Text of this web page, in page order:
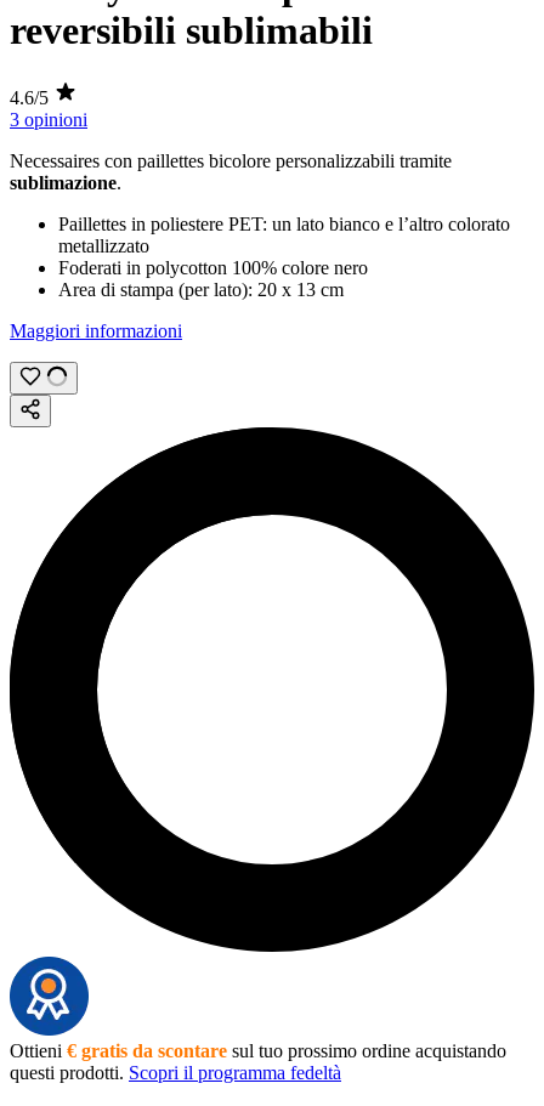
reversibili sublimabili
4.6/5
3 opinioni
Necessaires con paillettes bicolore personalizzabili tramite
sublimazione.
Paillettes in poliestere PET: un lato bianco e l’altro colorato
metallizzato
Foderati in polycotton 100% colore nero
Area di stampa (per lato): 20 x 13 cm
Maggiori informazioni
Ottieni € gratis da scontare sul tuo prossimo ordine acquistando
questi prodotti. Scopri il programma fedeltà